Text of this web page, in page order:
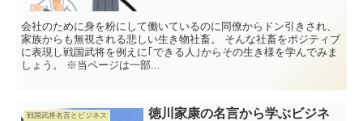
会社のために身を粉にして働いているのに同僚からドン引きされ、
家族からも無視される悲しい生き物社畜。 そんな社畜をポジティブ
に表現し戦国武将を例えに｢できる人｣からその生き様を学んでみま
しょう。 ※当ページは一部...
戦国武将名言とビジネス
徳川家康の名言から学ぶビジネ